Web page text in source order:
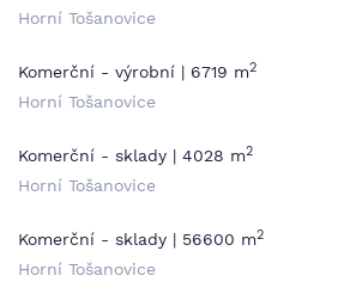
Horní Tošanovice
Komerční - výrobní | 6719 m2
Horní Tošanovice
Komerční - sklady | 4028 m2
Horní Tošanovice
Komerční - sklady | 56600 m2
Horní Tošanovice